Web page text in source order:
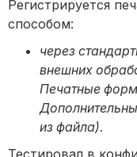
Регистрируется
способом:
через
внешних
Печатные
из файла).